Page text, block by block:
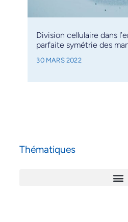
Division cellulaire dans
parfaite symétrie des
30 MARS 2022
Thématiques